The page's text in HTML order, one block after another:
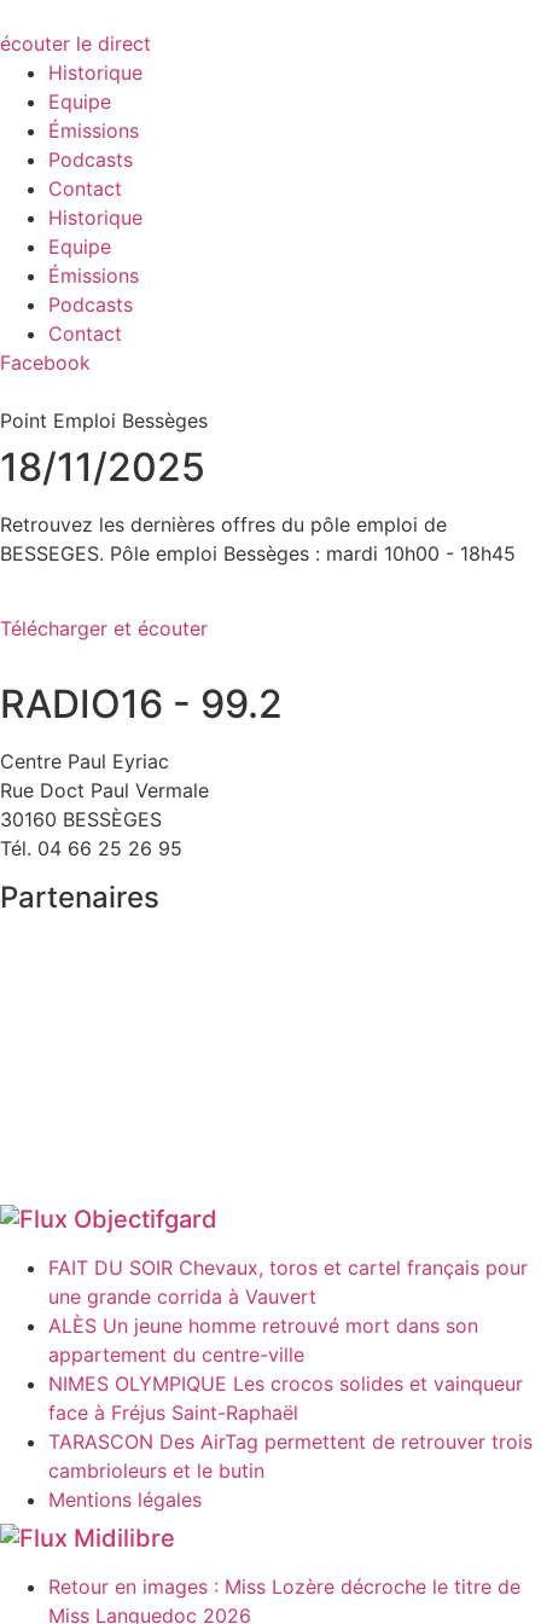
écouter le direct
Historique
Equipe
Émissions
Podcasts
Contact
Historique
Equipe
Émissions
Podcasts
Contact
Facebook
Point Emploi Bessèges
18/11/2025
Retrouvez les dernières offres du pôle emploi de
BESSEGES. Pôle emploi Bessèges : mardi 10h00 - 18h45
Télécharger et écouter
RADIO16 - 99.2
Centre Paul Eyriac
Rue Doct Paul Vermale
30160 BESSÈGES
Tél. 04 66 25 26 95
Partenaires
Objectifgard
FAIT DU SOIR Chevaux, toros et cartel français pour
une grande corrida à Vauvert
ALÈS Un jeune homme retrouvé mort dans son
appartement du centre-ville
NIMES OLYMPIQUE Les crocos solides et vainqueur
face à Fréjus Saint-Raphaël
TARASCON Des AirTag permettent de retrouver trois
cambrioleurs et le butin
Mentions légales
Midilibre
Retour en images : Miss Lozère décroche le titre de
Miss Languedoc 2026